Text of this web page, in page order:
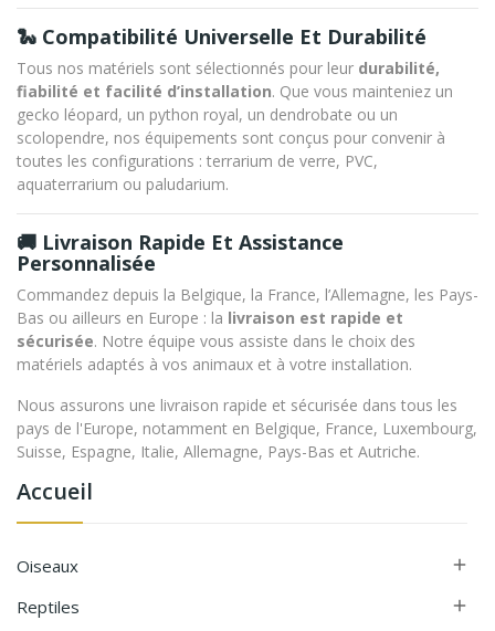
Accueil
Oiseaux 
Reptiles 
🐍 Compatibilité Universelle Et Durabilité
Tous nos matériels sont sélectionnés pour leur durabilité,
fiabilité et facilité d’installation. Que vous mainteniez un
gecko léopard, un python royal, un dendrobate ou un
scolopendre, nos équipements sont conçus pour convenir à
toutes les configurations : terrarium de verre, PVC,
aquaterrarium ou paludarium.
🚚 Livraison Rapide Et Assistance
Personnalisée
Commandez depuis la Belgique, la France, l’Allemagne, les Pays-
Bas ou ailleurs en Europe : la livraison est rapide et
sécurisée. Notre équipe vous assiste dans le choix des
matériels adaptés à vos animaux et à votre installation.
Nous assurons une livraison rapide et sécurisée dans tous les
pays de l'Europe, notamment en Belgique, France, Luxembourg,
Suisse, Espagne, Italie, Allemagne, Pays-Bas et Autriche.